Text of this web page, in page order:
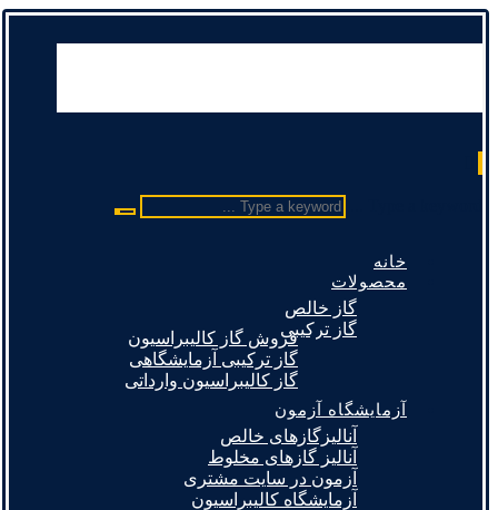
خانه
محصولات
گاز خالص
گاز ترکیبیفروش گاز کالیبراسیون
گاز ترکیبی آزمایشگاهی
گاز کالیبراسیون وارداتی
آزمایشگاه آزمون
آنالیزگازهای خالص
آنالیز گازهای مخلوط
آزمون در سایت مشتری
آزمایشگاه کالیبراسیون